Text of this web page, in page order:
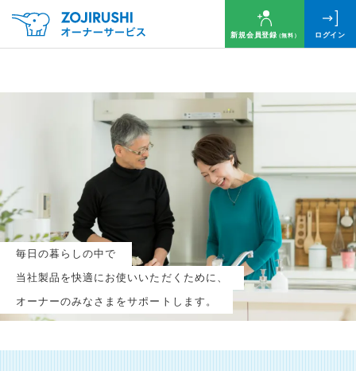
新規会員登録（無料） ログイン
毎日の暮らしの中で
当社製品を快適にお使いいただくために、
オーナーのみなさまをサポートします。
毎月抽選で 名様に
円分のQUOカードプレゼント！
新規会員登録（無料）
ログイン
※新規会員登録または追加製品登録をいただいた方が対象です
※オーナーサービスは日本国内にお住まいの個人の方向けサービスとなります